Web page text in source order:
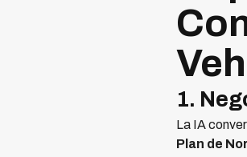
1.
La IA
Plan de